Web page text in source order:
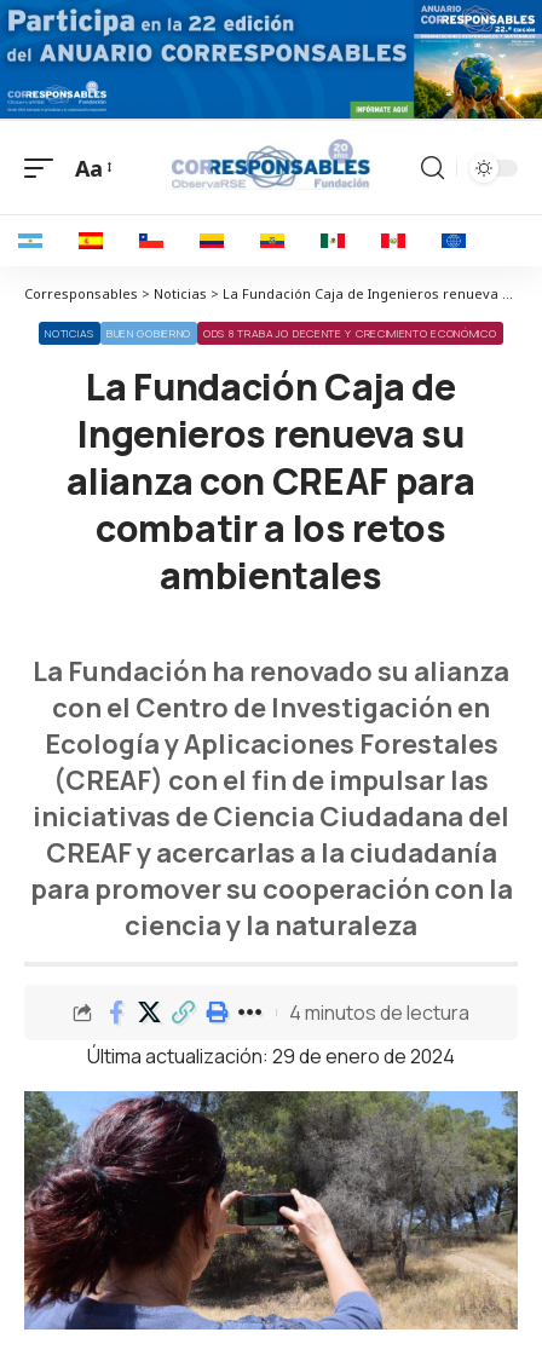
Aa
Corresponsables > Noticias > La Fundación Caja de Ingenieros renueva su alianza con CREAF para combatir a los retos ambientales
NOTICIAS BUEN GOBIERNO ODS 8 TRABAJO DECENTE Y CRECIMIENTO ECONÓMICO
La Fundación Caja de
Ingenieros renueva su
alianza con CREAF para
combatir a los retos
ambientales
La Fundación ha renovado su alianza
con el Centro de Investigación en
Ecología y Aplicaciones Forestales
(CREAF) con el fin de impulsar las
iniciativas de Ciencia Ciudadana del
CREAF y acercarlas a la ciudadanía
para promover su cooperación con la
ciencia y la naturaleza
Última actualización: 29 de enero de 2024
4 minutos de lectura